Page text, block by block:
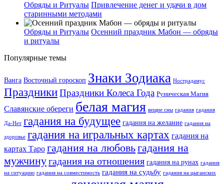
Обряды и Ритуалы Привлечение денег и удачи в дом
старинными методами
Обряды и Ритуалы Осенний праздник Мабон — обряды
и ритуалы
Популярные темы
Ванга Восточный гороскоп Знаки Зодиака Нострадамус
ПраздникиПраздники Колеса Года Руническая Магия
Славянские обереги белая магия вещие сны гадания гадания
Да-Нет гадания на будущее гадания на желание гадания на
здоровье гадания на игральных картах гадания на
картах Таро гадания на любовьгадания на
мужчинугадания на отношения гадания на рунах гадания
на ситуацию гадания на совместимость гадания на судьбу гадания на цыганских